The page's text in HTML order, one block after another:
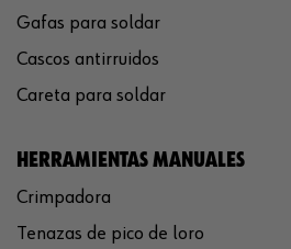
Gafas para soldar
Cascos antirruidos
Careta para soldar
HERRAMIENTAS MANUALES
Crimpadora
Tenazas de pico de loro